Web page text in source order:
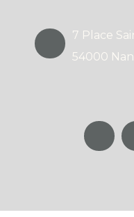
7 Place
54000